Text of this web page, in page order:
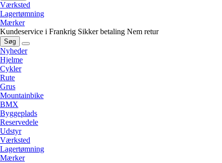
Værksted
Lagertømning
Mærker
Kundeservice i Frankrig Sikker betaling Nem retur
Søg
Nyheder
Hjelme
Cykler
Rute
Grus
Mountainbike
BMX
Byggeplads
Reservedele
Udstyr
Værksted
Lagertømning
Mærker